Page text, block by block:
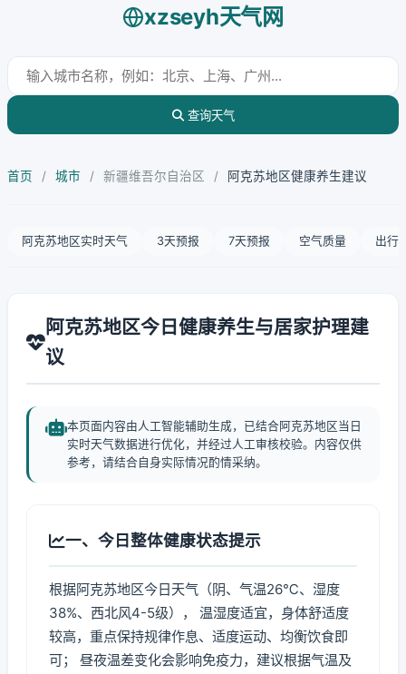
xzseyh天气网
查询天气
首页 / 城市 / 新疆维吾尔自治区 / 阿克苏地区健康养生建议
阿克苏地区实时天气 3天预报 7天预报 空气质量 出行
阿克苏地区今日健康养生与居家护理建
议
本页面内容由人工智能辅助生成，已结合阿克苏地区当日
实时天气数据进行优化，并经过人工审核校验。内容仅供
参考，请结合自身实际情况酌情采纳。
一、今日整体健康状态提示
根据阿克苏地区今日天气（阴、气温26℃、湿度
38%、西北风4-5级）， 温湿度适宜，身体舒适度
较高，重点保持规律作息、适度运动、均衡饮食即
可； 昼夜温差变化会影响免疫力，建议根据气温及